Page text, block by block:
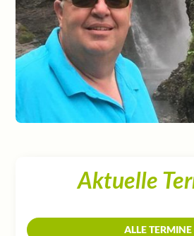
Aktuelle
ALLE TERMINE